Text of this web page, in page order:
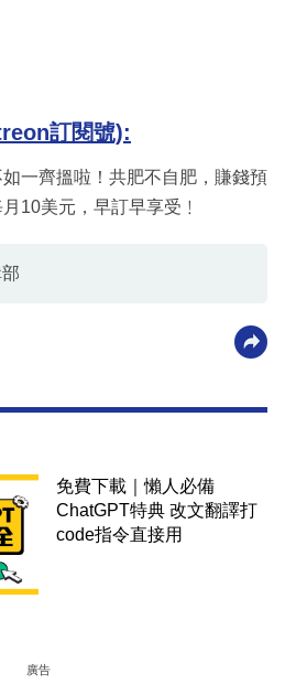
訂閱號):
一齊搵啦！共肥不自肥，賺錢預
10美元，早訂早享受﹗
免費下載｜懶人必備
ChatGPT特典 改文翻譯打
code指令直接用
廣告